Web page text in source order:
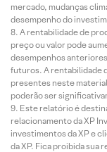
mercado, mudanças
desempenho do
A rentabilidade de
preço ou valor pode
desempenhos
futuros. A rentabilidade
presentes neste
poderão ser
Este relatório é
relacionamento da XP
investimentos da XP e
da XP. Fica proibida sua